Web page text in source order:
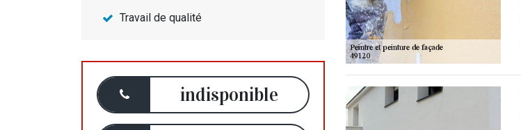
Travail de qualité
indisponible